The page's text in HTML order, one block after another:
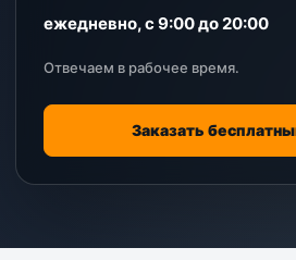
ежедневно, с 9:00 до 20:00
Отвечаем в рабочее время.
Заказать